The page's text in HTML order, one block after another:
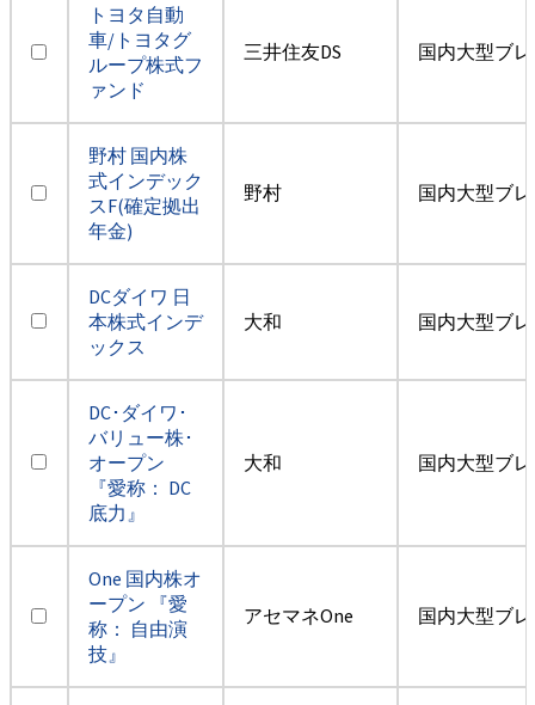
トヨタ自動
車/トヨタグ
ループ株式フ
ァンド
三井住友DS 国内大型ブ
野村 国内株
式インデック
スF(確定拠出
年金)
野村 国内大型ブ
DCダイワ 日
本株式インデ
ックス
大和 国内大型ブ
DC･ダイワ･
バリュー株･
オープン
『愛称： DC
底力』
大和 国内大型ブ
One 国内株オ
ープン 『愛
称： 自由演
技』
アセマネOne 国内大型ブ